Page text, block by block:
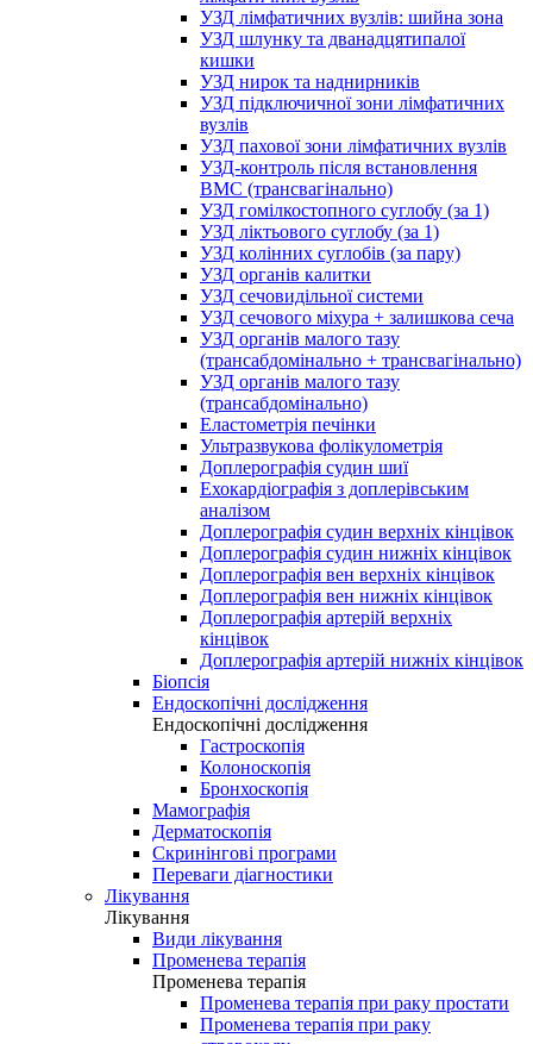
УЗД лімфатичних вузлів: шийна зона
УЗД шлунку та дванадцятипалої
кишки
УЗД нирок та наднирників
УЗД підключичної зони лімфатичних
вузлів
УЗД пахової зони лімфатичних вузлів
УЗД-контроль після встановлення
ВМС (трансвагінально)
УЗД гомілкостопного суглобу (за 1)
УЗД ліктьового суглобу (за 1)
УЗД колінних суглобів (за пару)
УЗД органів калитки
УЗД сечовидільної системи
УЗД сечового міхура + залишкова сеча
УЗД органів малого тазу
(трансабдомінально + трансвагінально)
УЗД органів малого тазу
(трансабдомінально)
Еластометрія печінки
Ультразвукова фолікулометрія
Доплерографія судин шиї
Ехокардіографія з доплерівським
аналізом
Доплерографія судин верхніх кінцівок
Доплерографія судин нижніх кінцівок
Доплерографія вен верхніх кінцівок
Доплерографія вен нижніх кінцівок
Доплерографія артерій верхніх
кінцівок
Доплерографія артерій нижніх кінцівок
Біопсія
Ендоскопічні дослідження
Ендоскопічні дослідження
Гастроскопія
Колоноскопія
Бронхоскопія
Мамографія
Дерматоскопія
Скринінгові програми
Переваги діагностики
Лікування
Лікування
Види лікування
Променева терапія
Променева терапія
Променева терапія при раку простати
Променева терапія при раку